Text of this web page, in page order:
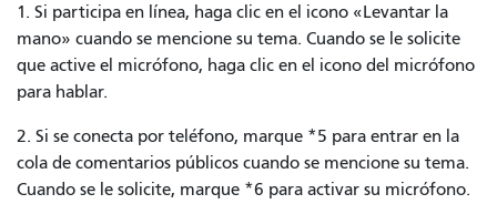
1. Si participa en línea, haga clic en el icono «Levantar la
mano» cuando se mencione su tema. Cuando se le solicite
que active el micrófono, haga clic en el icono del micrófono
para hablar.
2. Si se conecta por teléfono, marque *5 para entrar en la
cola de comentarios públicos cuando se mencione su tema.
Cuando se le solicite, marque *6 para activar su micrófono.